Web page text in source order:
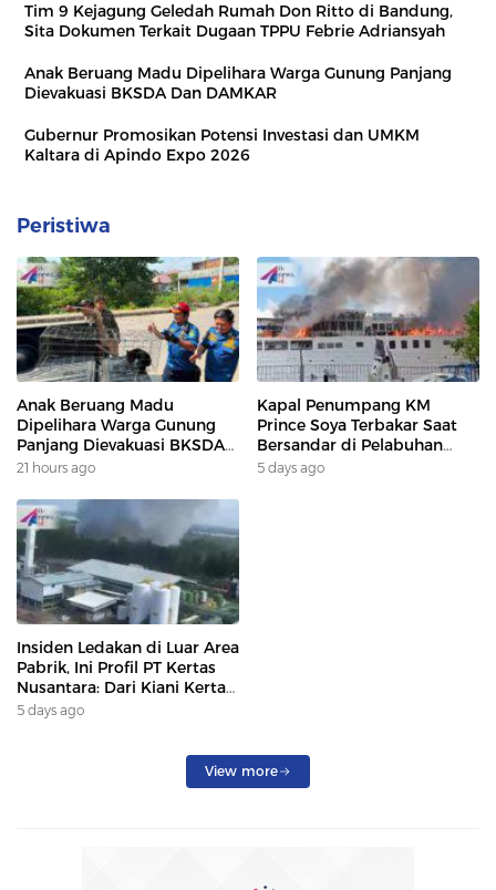
Tim 9 Kejagung Geledah Rumah Don Ritto di Bandung,
Sita Dokumen Terkait Dugaan TPPU Febrie Adriansyah
Anak Beruang Madu Dipelihara Warga Gunung Panjang
Dievakuasi BKSDA Dan DAMKAR
Gubernur Promosikan Potensi Investasi dan UMKM
Kaltara di Apindo Expo 2026
Peristiwa
Anak Beruang Madu
Dipelihara Warga Gunung
Panjang Dievakuasi BKSDA
Dan DAMKAR
21 hours ago
Kapal Penumpang KM
Prince Soya Terbakar Saat
Bersandar di Pelabuhan
Samarinda, Keberangkatan
5 days ago
Insiden Ledakan di Luar Area
Pabrik, Ini Profil PT Kertas
Nusantara: Dari Kiani Kertas
hingga Beroperasi Kembali
5 days ago
View more